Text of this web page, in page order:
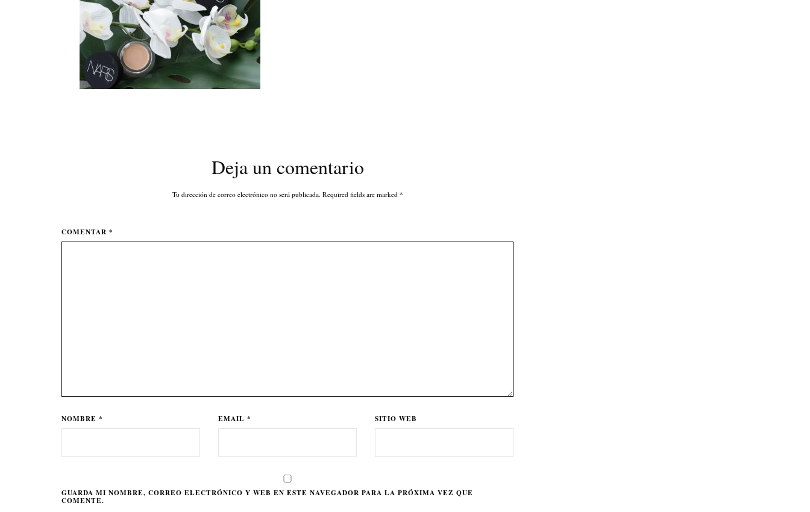
Deja un comentario
Tu dirección de correo electrónico no será publicada. Required fields are marked *
COMENTAR *
NOMBRE * EMAIL * SITIO WEB
GUARDA MI NOMBRE, CORREO ELECTRÓNICO Y WEB EN ESTE NAVEGADOR PARA LA PRÓXIMA VEZ QUE
COMENTE.